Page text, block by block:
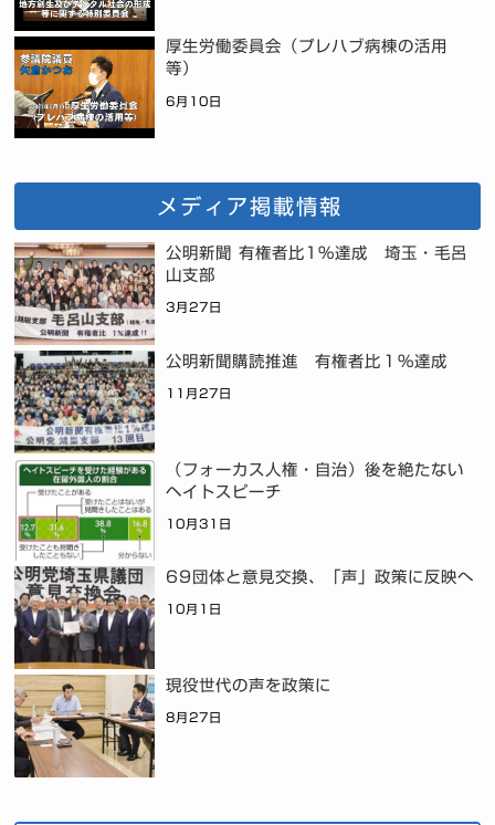
厚生労働委員会（プレハブ病棟の活用
等）
6月10日
メディア掲載情報
公明新聞 有権者比1%達成 埼玉・毛呂
山支部
3月27日
公明新聞購読推進 有権者比１％達成
11月27日
（フォーカス人権・自治）後を絶たない
ヘイトスピーチ
10月31日
69団体と意見交換、「声」政策に反映へ
10月1日
現役世代の声を政策に
8月27日